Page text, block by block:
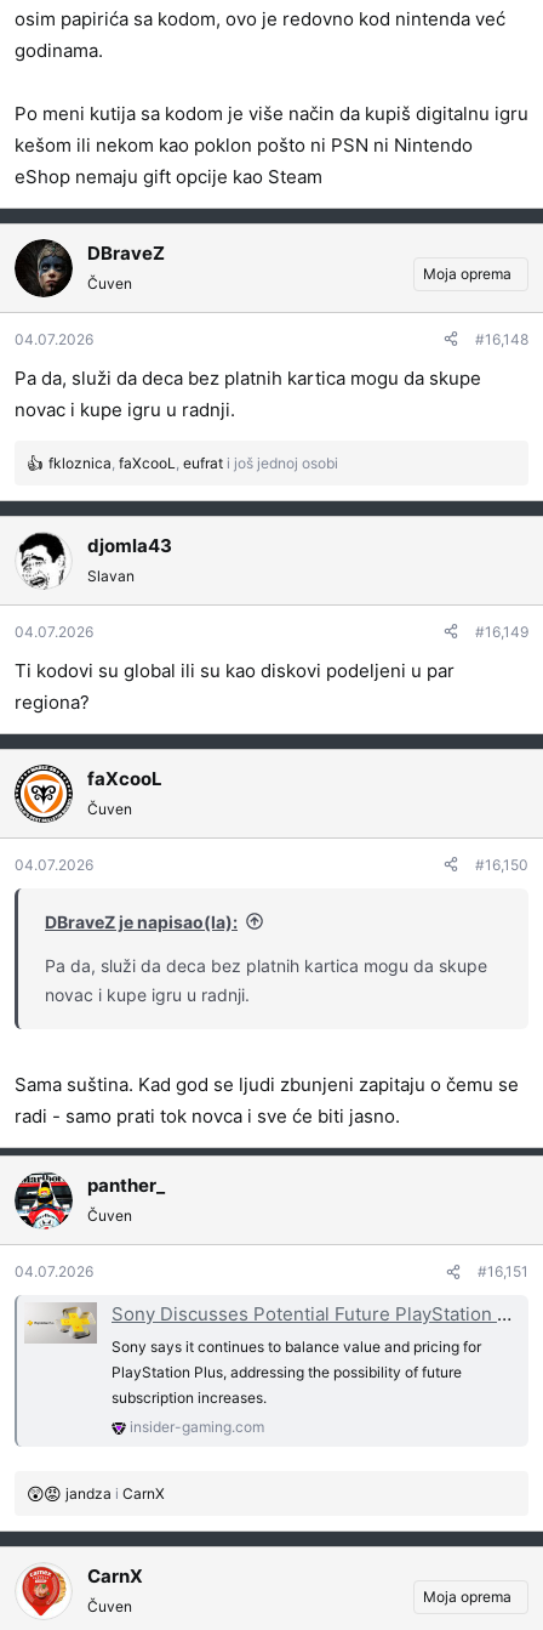
osim papirića sa kodom, ovo je redovno kod nintenda već
godinama.
Po meni kutija sa kodom je više način da kupiš digitalnu igru
kešom ili nekom kao poklon pošto ni PSN ni Nintendo
eShop nemaju gift opcije kao Steam
DBraveZ
Čuven
Moja oprema
04.07.2026 #16,148
Pa da, služi da deca bez platnih kartica mogu da skupe
novac i kupe igru u radnji.
R
a
g
o
v
a
n
a
:
fkloznica faXcooL eufrat i još jednoj osobi
djomla43
Slavan
04.07.2026 #16,149
Ti kodovi su global ili su kao diskovi podeljeni u par
regiona?
faXcooL
Čuven
04.07.2026 #16,150
DBraveZ je napisao(la):
Pa da, služi da deca bez platnih kartica mogu da skupe
novac i kupe igru u radnji.
Sama suština. Kad god se ljudi zbunjeni zapitaju o čemu se
radi - samo prati tok novca i sve će biti jasno.
panther_
Čuven
04.07.2026 #16,151
Sony Discusses Potential Future PlayStation Plus Price Hikes
Sony says it continues to balance value and pricing for
PlayStation Plus, addressing the possibility of future
subscription increases.
insider-gaming.com
R
a
g
o
v
jandza i CarnX
CarnX
Čuven
Moja oprema